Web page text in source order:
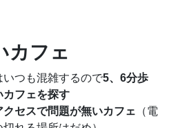
カフェ
つも混雑するので5、6分歩
カフェを探す
セスで問題が無いカフェ （電